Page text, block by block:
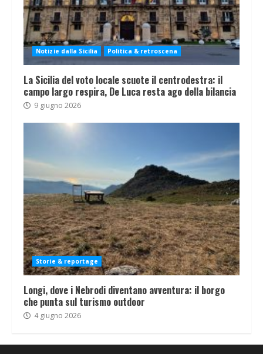
Notizie dalla Sicilia Politica & retroscena
La Sicilia del voto locale scuote il centrodestra: il
campo largo respira, De Luca resta ago della bilancia
9 giugno 2026
Storie & reportage
Longi, dove i Nebrodi diventano avventura: il borgo
che punta sul turismo outdoor
4 giugno 2026